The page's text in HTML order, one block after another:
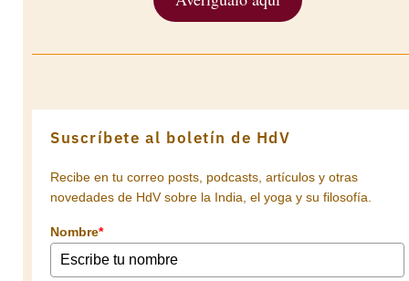
Suscríbete al boletín de HdV
Recibe en tu correo posts, podcasts, artículos y otras
novedades de HdV sobre la India, el yoga y su filosofía.
Nombre*